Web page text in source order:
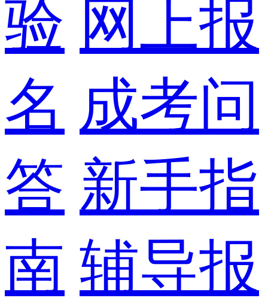
验 网上报
名 成考问
答 新手指
南 辅导报